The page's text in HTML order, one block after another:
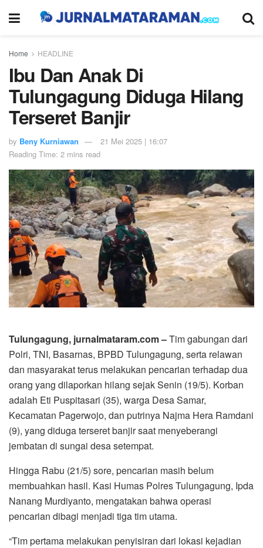
Home HEADLINE
Ibu Dan Anak Di
Tulungagung Diduga Hilang
Terseret Banjir
by Beny Kurniawan
21 Mei 2025 | 16:07
Reading Time: 2 mins read
Tulungagung, jurnalmataram.com –Tim gabungan dari
Polri, TNI, Basarnas, BPBD Tulungagung, serta relawan
dan masyarakat terus melakukan pencarian terhadap dua
orang yang dilaporkan hilang sejak Senin (19/5). Korban
adalah Eti Puspitasari (35), warga Desa Samar,
Kecamatan Pagerwojo, dan putrinya Najma Hera Ramdani
(9), yang diduga terseret banjir saat menyeberangi
jembatan di sungai desa setempat.
Hingga Rabu (21/5) sore, pencarian masih belum
membuahkan hasil. Kasi Humas Polres Tulungagung, Ipda
Nanang Murdiyanto, mengatakan bahwa operasi
pencarian dibagi menjadi tiga tim utama.
“Tim pertama melakukan penyisiran dari lokasi kejadian